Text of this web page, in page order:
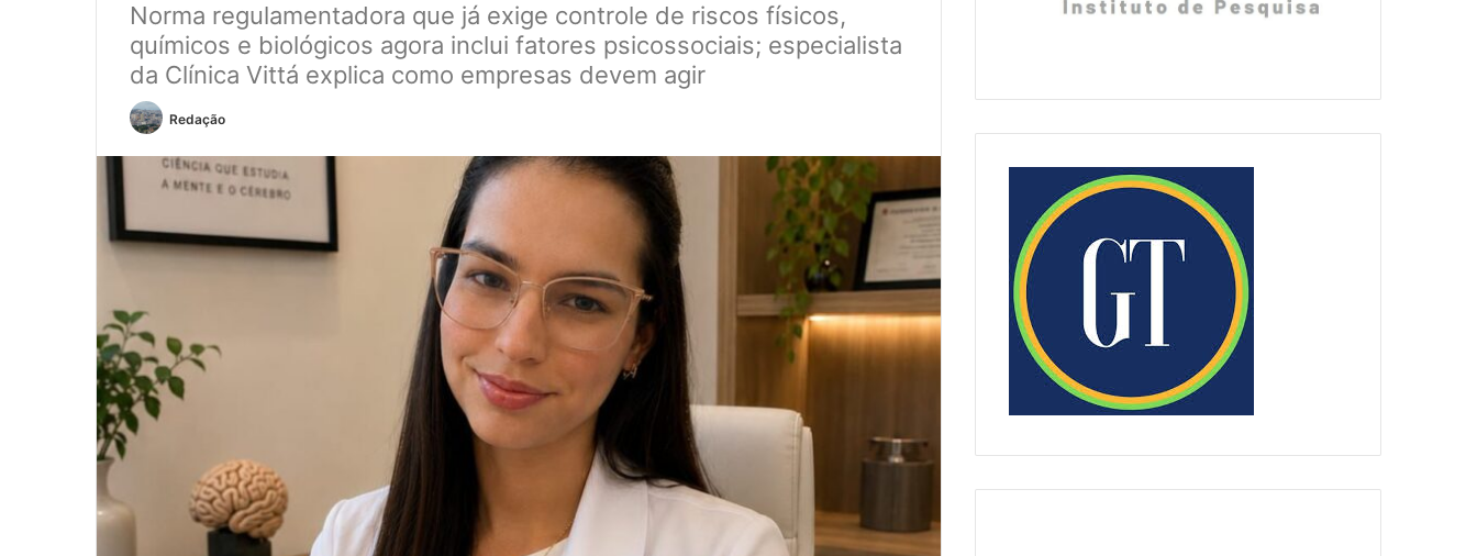
Norma regulamentadora que já exige controle de riscos físicos,
químicos e biológicos agora inclui fatores psicossociais; especialista
da Clínica Vittá explica como empresas devem agir
Redação